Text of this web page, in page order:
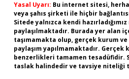
Yasal Uyarı: Bu internet sitesi,
veya şahıs şirketi ile hiçbir
Sitede yalnızca kendi
paylaşılmaktadır. Burada yer alan
taşımamakta olup, gerçek kurum
paylaşım yapılmamaktadır.
benzerlikleri tamamen tesadüfidir.
taslak halindedir ve tavsiye niteliği